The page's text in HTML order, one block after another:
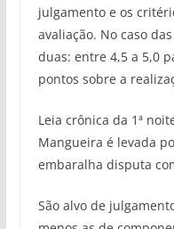
julgamento e os
avaliação. No caso
duas: entre 4,5 a 5,0
pontos sobre a
Leia crônica da 1ª
Mangueira é levada
embaralha disputa
São alvo de